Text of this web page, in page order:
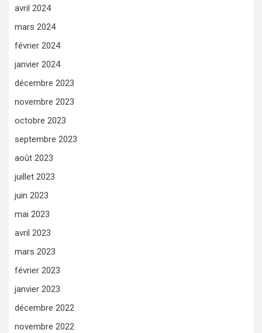
avril 2024
mars 2024
février 2024
janvier 2024
décembre 2023
novembre 2023
octobre 2023
septembre 2023
août 2023
juillet 2023
juin 2023
mai 2023
avril 2023
mars 2023
février 2023
janvier 2023
décembre 2022
novembre 2022